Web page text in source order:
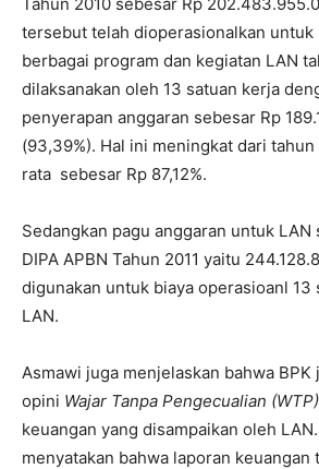
tersebut telah dioperasionalkan untuk
berbagai program dan kegiatan LAN
dilaksanakan oleh 13 satuan kerja
penyerapan anggaran sebesar Rp
(93,39%). Hal ini meningkat dari
rata sebesar Rp 87,12%.
Sedangkan pagu anggaran untuk LAN
DIPA APBN Tahun 2011 yaitu
digunakan untuk biaya operasioanl 13
LAN.
Asmawi juga menjelaskan bahwa BPK
opini Wajar Tanpa Pengecualian (WTP)
keuangan yang disampaikan oleh
menyatakan bahwa laporan keuangan